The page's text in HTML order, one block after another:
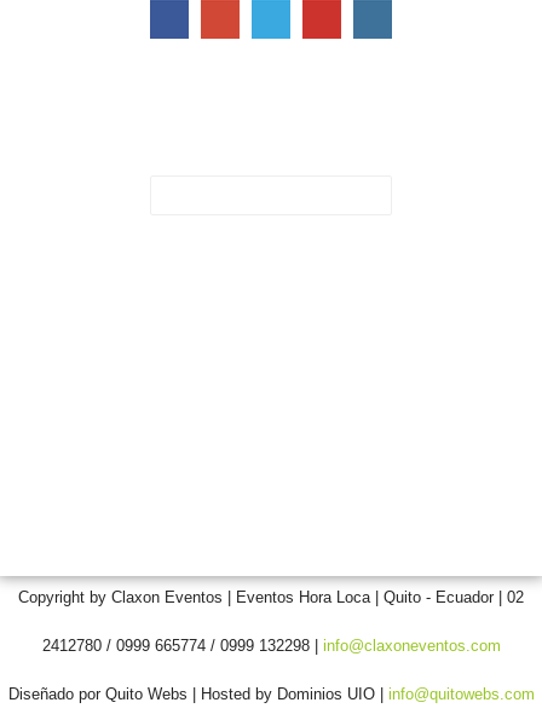
Copyright by Claxon Eventos | Eventos Hora Loca | Quito - Ecuador | 02
2412780 / 0999 665774 / 0999 132298 | info@claxoneventos.com
Diseñado por Quito Webs | Hosted by Dominios UIO | info@quitowebs.com